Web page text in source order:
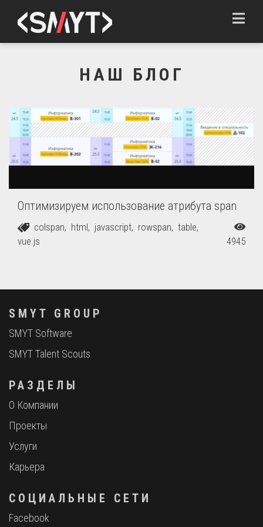
Toggle
НАШ БЛОГ
Оптимизируем использование атрибута span
colspan, html, javascript, rowspan,
vue.js
4945
SMYT GROUP
SMYT Software
SMYT Talent Scouts
РАЗДЕЛЫ
О Компании
Проекты
Услуги
Карьера
СОЦИАЛЬНЫЕ СЕТИ
Facebook